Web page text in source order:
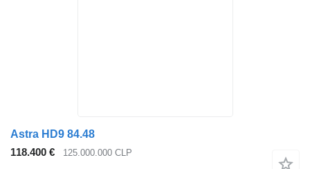
Astra HD9 84.48
118.400 €
125.000.000 CLP